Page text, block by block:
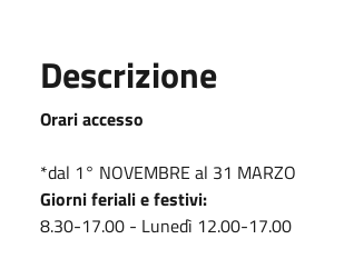
Descrizione
Orari accesso
*dal 1° NOVEMBRE al 31 MARZO
Giorni feriali e festivi:
8.30-17.00 - Lunedì 12.00-17.00